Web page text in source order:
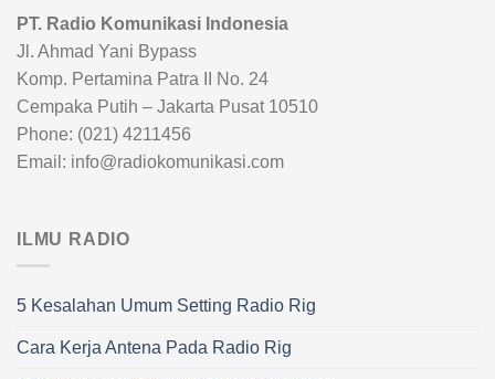
PT. Radio Komunikasi Indonesia
Jl. Ahmad Yani Bypass
Komp. Pertamina Patra II No. 24
Cempaka Putih – Jakarta Pusat 10510
Phone: (021) 4211456
Email: info@radiokomunikasi.com
ILMU RADIO
5 Kesalahan Umum Setting Radio Rig
Cara Kerja Antena Pada Radio Rig